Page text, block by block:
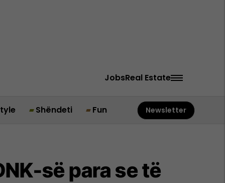
JobsReal Estate
Shëndeti Fun Newsletter
së para se të